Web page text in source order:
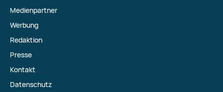
Medienpartner
Werbung
Redaktion
Presse
Kontakt
Datenschutz